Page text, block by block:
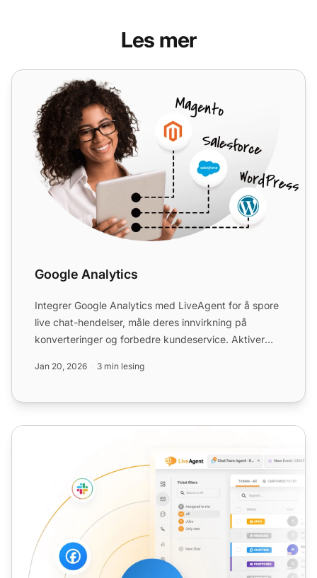
Les mer
Google Analytics
Google Analytics
Integrer Google Analytics med LiveAgent for å spore
live chat-hendelser, måle deres innvirkning på
konverteringer og forbedre kundeservice. Aktiver
Jan 20, 2026 3 min lesing
Chat-verktøy